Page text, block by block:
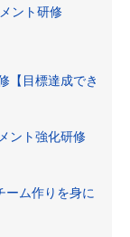
ント研修
【目標達成でき
ント強化研修
ーム作りを身に